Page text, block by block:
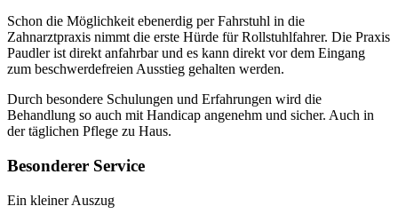
Schon die Möglichkeit ebenerdig per Fahrstuhl in die
Zahnarztpraxis nimmt die erste Hürde für Rollstuhlfahrer. Die Praxis
Paudler ist direkt anfahrbar und es kann direkt vor dem Eingang
zum beschwerdefreien Ausstieg gehalten werden.
Durch besondere Schulungen und Erfahrungen wird die
Behandlung so auch mit Handicap angenehm und sicher. Auch in
der täglichen Pflege zu Haus.
Besonderer Service
Ein kleiner Auszug